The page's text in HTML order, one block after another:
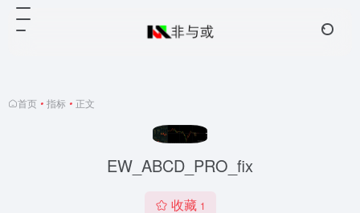
首页 • 指标 • 正文
EW_ABCD_PRO_fix
收藏 1